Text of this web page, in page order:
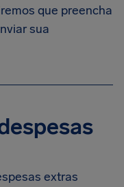
que preencha
sua
extras